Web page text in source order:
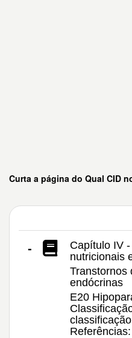
Curta a página do Qual CID
-
Capítulo IV
nutricionais
Transtornos
endócrinas
E20